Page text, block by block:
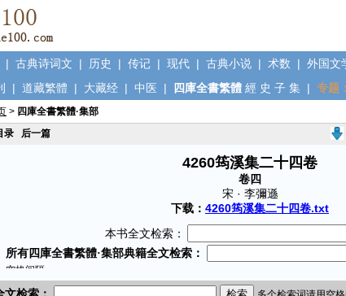
| 古典诗词文 | 历史 | 传记 | 现代 | 古典小说 | 术数 | 外国文
| 道藏繁體 | 大藏经 | 中医 | 四庫全書繁體 經 史 子 集 | 专题：
> 四庫全書繁體·集部
录 后一篇
4260筠溪集二十四卷
卷四
宋 · 李彌遜
下载： 4260筠溪集二十四卷.txt
本书全文检索：